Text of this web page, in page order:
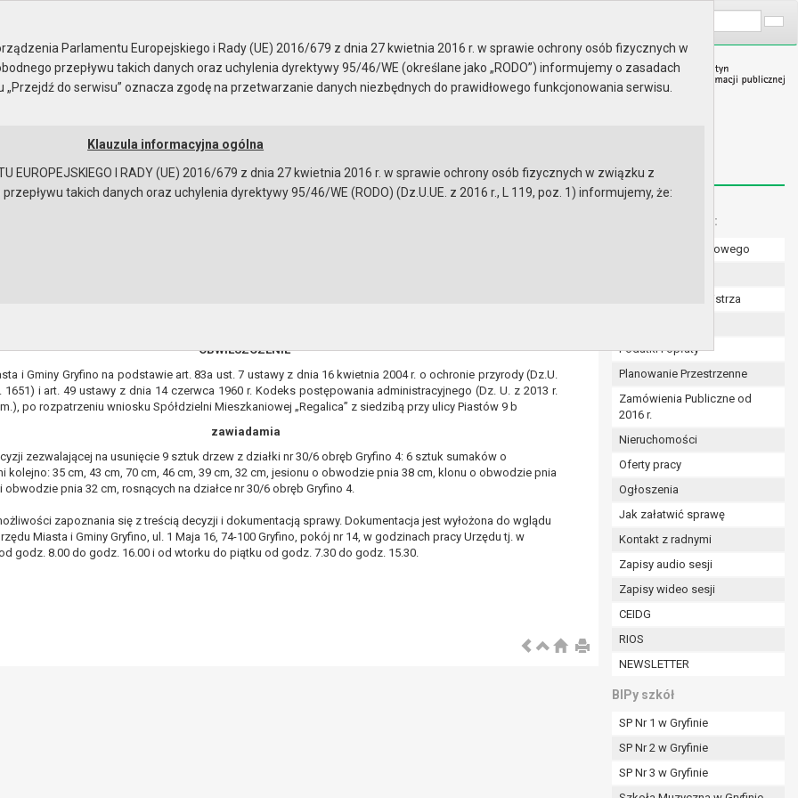
Instrukcja korzystania Dostępność
OBWIESZCZENIE
i Gminy Gryfino na podstawie art. 83a ust. 7 ustawy z dnia 16 kwietnia 2004 r. o ochronie przyrody (Dz.U.
1651) i art. 49 ustawy z dnia 14 czerwca 1960 r. Kodeks postępowania administracyjnego (Dz. U. z 2013 r.
po rozpatrzeniu wniosku Spółdzielni Mieszkaniowej „Regalica” z siedzibą przy ulicy Piastów 9 b
zawiadamia
zezwalającej na usunięcie 9 sztuk drzew z działki nr 30/6 obręb Gryfino 4: 6 sztuk sumaków o
kolejno: 35 cm, 43 cm, 70 cm, 46 cm, 39 cm, 32 cm, jesionu o obwodzie pnia 38 cm, klonu o obwodzie pnia
obwodzie pnia 32 cm, rosnących na działce nr 30/6 obręb Gryfino 4.
zapoznania się z treścią decyzji i dokumentacją sprawy. Dokumentacja jest wyłożona do wglądu
Miasta i Gminy Gryfino, ul. 1 Maja 16, 74-100 Gryfino, pokój nr 14, w godzinach pracy Urzędu tj. w
godz. 8.00 do godz. 16.00 i od wtorku do piątku od godz. 7.30 do godz. 15.30.
Menu dodatkowe:
Numer konta bankowego
Zarządzenia Burmistrza
Podatki i opłaty
Planowanie Przestrzenne
Zamówienia Publiczne od
2016 r.
Nieruchomości
Oferty pracy
Ogłoszenia
Jak załatwić sprawę
Kontakt z radnymi
Zapisy audio sesji
Zapisy wideo sesji
CEIDG
RIOS
NEWSLETTER
BIPy szkół
SP Nr 1 w Gryfinie
SP Nr 2 w Gryfinie
SP Nr 3 w Gryfinie
Parlamentu Europejskiego i Rady (UE) 2016/679 z dnia 27 kwietnia 2016 r. w sprawie ochrony osób fizycznych w
przepływu takich danych oraz uchylenia dyrektywy 95/46/WE (określane jako „RODO”) informujemy o zasadach
do serwisu” oznacza zgodę na przetwarzanie danych niezbędnych do prawidłowego funkcjonowania serwisu.
Klauzula informacyjna ogólna
EUROPEJSKIEGO I RADY (UE) 2016/679 z dnia 27 kwietnia 2016 r. w sprawie ochrony osób fizycznych w związku z
takich danych oraz uchylenia dyrektywy 95/46/WE (RODO) (Dz.U.UE. z 2016 r., L 119, poz. 1) informujemy, że:
przepisami prawa w celu:
a w szczególności ustawy z dnia 8 marca 1990 r. o samorządzie gminnym (Dz.U. z 2017r., poz. 1875 ze zm.) oraz z
a także obowiązków i zadań zleconych przez instytucje nadrzędne wobec Gminy;
lub innej osoby fizycznej;
lub w ramach sprawowania władzy publicznej powierzonej administratorowi;
są wyłącznie na podstawie wcześniej udzielonej zgody w zakresie i celu określonym w treści zgody.
w pkt. 3, dane osobowe mogą być udostępniane innym upoważnionym odbiorcom lub kategoriom odbiorców danych
na podstawie odpowiednich przepisów prawa.
niezbędny do realizacji celu dla jakiego zostały zebrane oraz zgodnie z terminami archiwizacji określonymi przez
zgody osoby, której dane dotyczą przetwarzanie odbywa się do czasu wycofania tej zgody.
zawarcia i realizacji umowy przetwarzanie odbywa się przez okres niezbędny do realizacji zawartej umowy, a po tym
dla zabezpieczenia ewentualnych roszczeń, a w przypadku wyrażenia zgody na przetwarzanie danych po zakończeniu i
od momentu pozyskania przechowywane są przez okres wynikający z umowy o dofinansowanie zawartej między
i konieczności zachowania dokumentacji projektu do celów kontrolnych.
osobowych przysługuje Pani/Panu:
ich kopii na podstawie art. 15 RODO;